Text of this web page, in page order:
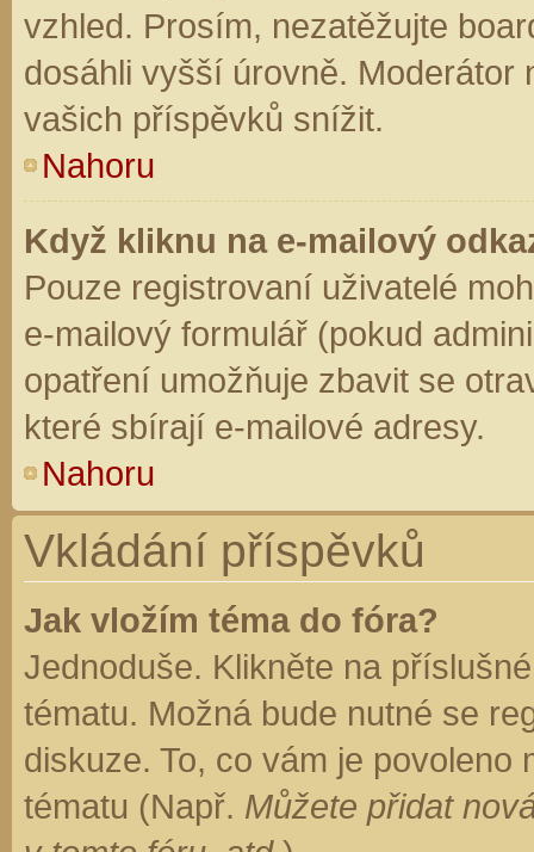
vzhled. Prosím, nezatěžujte
dosáhli vyšší úrovně. Moderátor
vašich příspěvků snížit.
Nahoru
Když kliknu na e-mailový
Pouze registrovaní uživatelé
e-mailový formulář (pokud
opatření umožňuje zbavit se
které sbírají e-mailové adresy.
Nahoru
Vkládání příspěvků
Jak vložím téma do fóra?
Jednoduše. Klikněte na
tématu. Možná bude nutné se
diskuze. To, co vám je
tématu (Např. Můžete přidat